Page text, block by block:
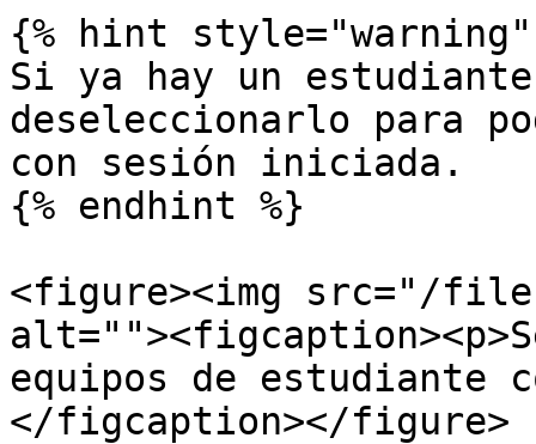
{% hint style="warning"
Si ya hay un
deseleccionarlo para
con sesión iniciada.
{% endhint %}
<figure><img src="/
equipos de estudiante
</figcaption></figure>